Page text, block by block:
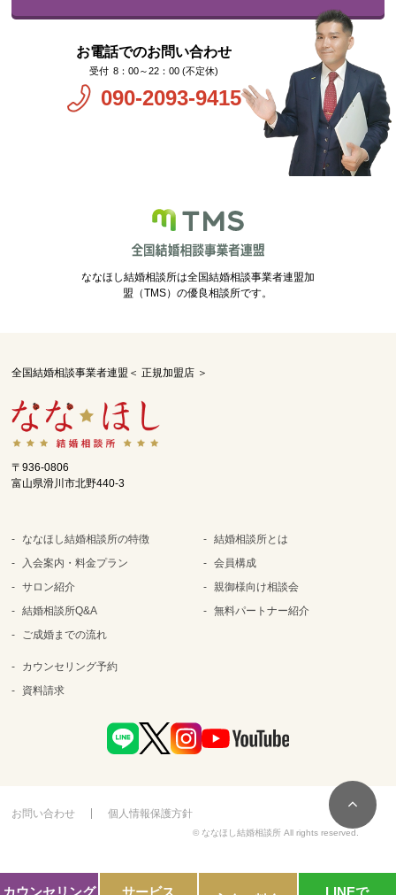
お電話でのお問い合わせ
8：00～22：00 (不定休)
090-2093-9415
ななほし結婚相談所は全国結婚相談事業者連盟加
盟（TMS）の優良相談所です。
全国結婚相談事業者連盟＜ 正規加盟店 ＞
〒936-0806
富山県滑川市北野440-3
ななほし結婚相談所の特徴
入会案内・料金プラン
サロン紹介
結婚相談所Q&A
ご成婚までの流れ
結婚相談所とは
会員構成
親御様向け相談会
無料パートナー紹介
カウンセリング予約
資料請求
お問い合わせ 個人情報保護方針
© ななほし結婚相談所 All rights reserved.